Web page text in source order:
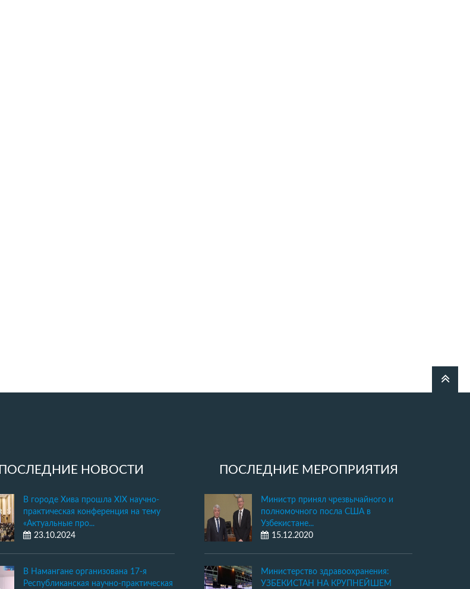
ПОСЛЕДНИЕ НОВОСТИ
В городе Хива прошла XIX научно-
практическая конференция на тему
«Актуальные про...
23.10.2024
В Намангане организована 17-я
Республиканская научно-практическая
ПОСЛЕДНИЕ МЕРОПРИЯТИЯ
Министр принял чрезвычайного и
полномочного посла США в
Узбекистане...
15.12.2020
Министерство здравоохранения:
УЗБЕКИСТАН НА КРУПНЕЙШЕМ